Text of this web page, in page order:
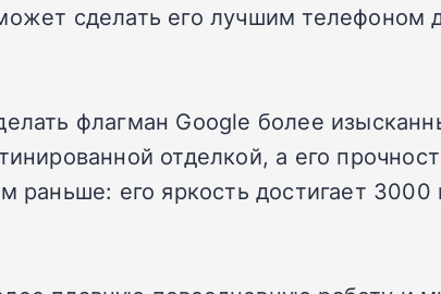
сделать его лучшим телефоном
флагман Google более
отделкой, а его
его яркость достигает